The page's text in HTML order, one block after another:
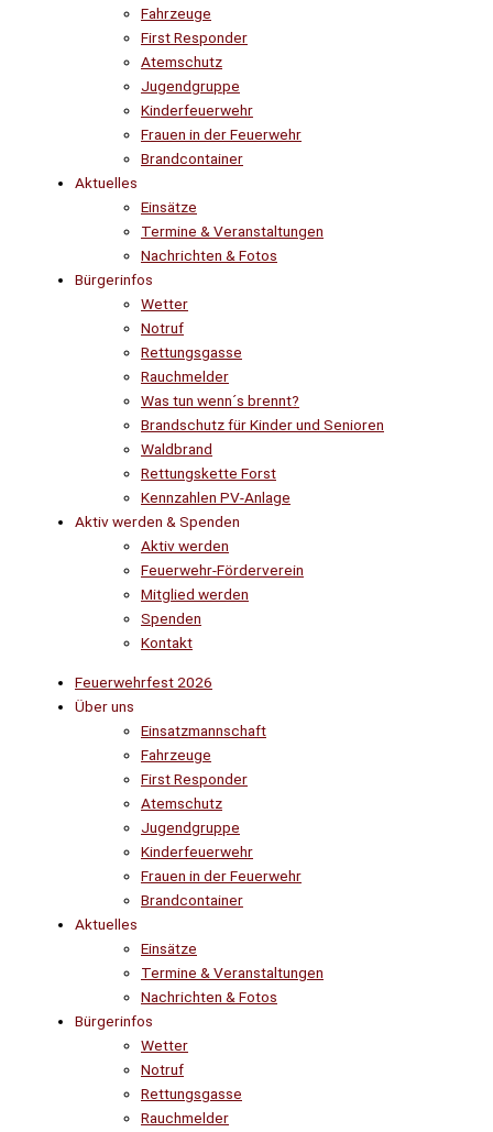
Fahrzeuge
First Responder
Atemschutz
Jugendgruppe
Kinderfeuerwehr
Frauen in der Feuerwehr
Brandcontainer
Aktuelles
Einsätze
Termine & Veranstaltungen
Nachrichten & Fotos
Bürgerinfos
Wetter
Notruf
Rettungsgasse
Rauchmelder
Was tun wenn´s brennt?
Brandschutz für Kinder und Senioren
Waldbrand
Rettungskette Forst
Kennzahlen PV-Anlage
Aktiv werden & Spenden
Aktiv werden
Feuerwehr-Förderverein
Mitglied werden
Spenden
Kontakt
Feuerwehrfest 2026
Über uns
Einsatzmannschaft
Fahrzeuge
First Responder
Atemschutz
Jugendgruppe
Kinderfeuerwehr
Frauen in der Feuerwehr
Brandcontainer
Aktuelles
Einsätze
Termine & Veranstaltungen
Nachrichten & Fotos
Bürgerinfos
Wetter
Notruf
Rettungsgasse
Rauchmelder